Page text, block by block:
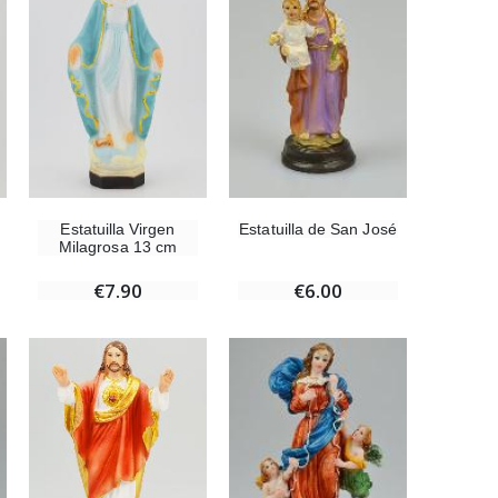
Estatuilla Virgen
Milagrosa 13 cm
€7.90
Estatuilla de San José
€6.00
€130.00
€5.00